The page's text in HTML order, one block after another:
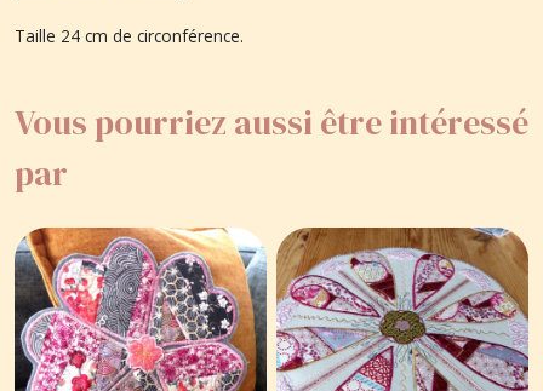
Taille 24 cm de circonférence.
Vous pourriez aussi être intéressé
par